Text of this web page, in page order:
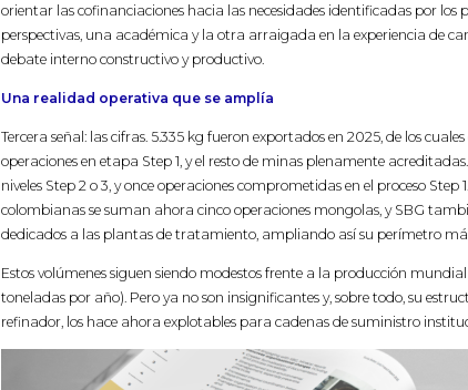
orientar las cofinanciaciones hacia las necesidades identificadas por los
perspectivas, una académica y la otra arraigada en la experiencia de
debate interno constructivo y productivo.
Una realidad operativa que se amplía
Tercera señal: las cifras. 5.335 kg fueron exportados en 2025, de los
operaciones en etapa Step 1, y el resto de minas plenamente
niveles Step 2 o 3, y once operaciones comprometidas en el proceso Step
colombianas se suman ahora cinco operaciones mongolas, y SBG
dedicados a las plantas de tratamiento, ampliando así su perímetro
Estos volúmenes siguen siendo modestos frente a la producción
toneladas por año). Pero ya no son insignificantes y, sobre todo, su
refinador, los hace ahora explotables para cadenas de suministro